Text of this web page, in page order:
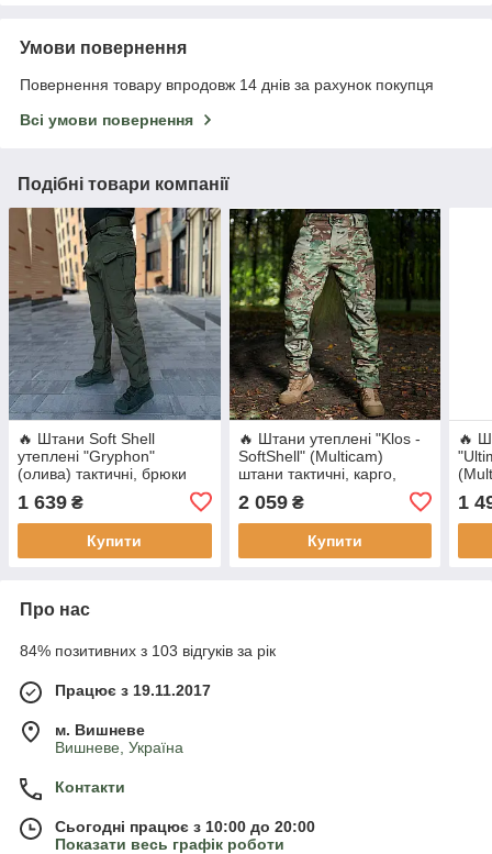
Умови повернення
Повернення товару впродовж 14 днів за рахунок покупця
Всі умови повернення
Подібні товари компанії
🔥 Штани Soft Shell
утеплені "Gryphon"
(олива) тактичні, брюки
карго
1 639 ₴
Купити
🔥 Штани утеплені "Klos -
SoftShell" (Multicam)
штани тактичні, карго,
2 059₴
Купити
🔥
1
Про нас
84% позитивних з 103 відгуків за рік
Працює з 19.11.2017
м. Вишневе
Вишневе, Україна
Контакти
Сьогодні працює з 10:00 до 20:00
Показати весь графік роботи